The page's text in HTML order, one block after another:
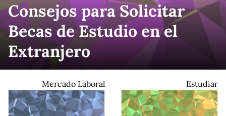
Consejos para Solicitar
Becas de Estudio en el
Extranjero
Mercado Laboral Estudiar